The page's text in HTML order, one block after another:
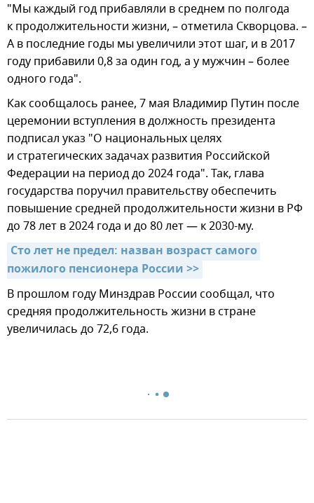
"Мы каждый год прибавляли в среднем по полгода
к продолжительности жизни, – отметила Скворцова. –
А в последние годы мы увеличили этот шаг, и в 2017
году прибавили 0,8 за один год, а у мужчин – более
одного года".
Как сообщалось ранее, 7 мая Владимир Путин после
церемонии вступления в должность президента
подписал указ "О национальных целях
и стратегических задачах развития Российской
Федерации на период до 2024 года". Так, глава
государства поручил правительству обеспечить
повышение средней продолжительности жизни в РФ
до 78 лет в 2024 года и до 80 лет — к 2030-му.
Сто лет не предел: назван возраст самого
пожилого пенсионера России >>
В прошлом году Минздрав России сообщал, что
средняя продолжительность жизни в стране
увеличилась до 72,6 года.